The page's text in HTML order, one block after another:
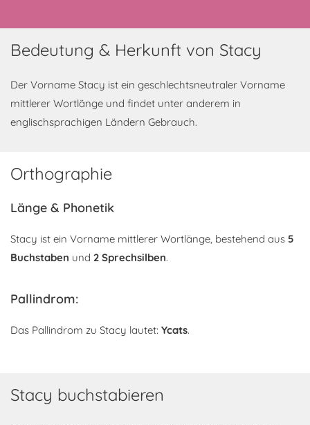
Bedeutung & Herkunft von Stacy
Der Vorname Stacy ist ein geschlechtsneutraler Vorname
mittlerer Wortlänge und findet unter anderem in
englischsprachigen Ländern Gebrauch.
Orthographie
Länge & Phonetik
Stacy ist ein Vorname mittlerer Wortlänge, bestehend aus 5
Buchstaben und 2 Sprechsilben.
Pallindrom:
Das Pallindrom zu Stacy lautet: Ycats.
Stacy buchstabieren